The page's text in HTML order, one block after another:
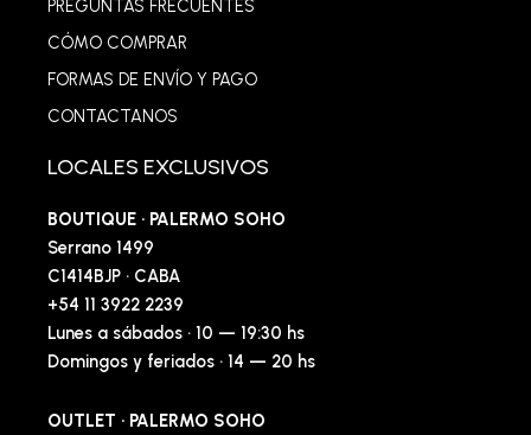
PREGUNTAS FRECUENTES
CÓMO COMPRAR
FORMAS DE ENVÍO Y PAGO
CONTACTANOS
LOCALES EXCLUSIVOS
BOUTIQUE · PALERMO SOHO
Serrano 1499
C1414BJP · CABA
+54 11 3922 2239
Lunes a sábados · 10 — 19:30 hs
Domingos y feriados · 14 — 20 hs
OUTLET · PALERMO SOHO